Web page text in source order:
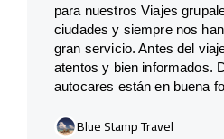
para nuestros Viajes
ciudades y siempre nos
gran servicio. Antes del
atentos y bien informados.
autocares están en buena
Blue Stamp Travel